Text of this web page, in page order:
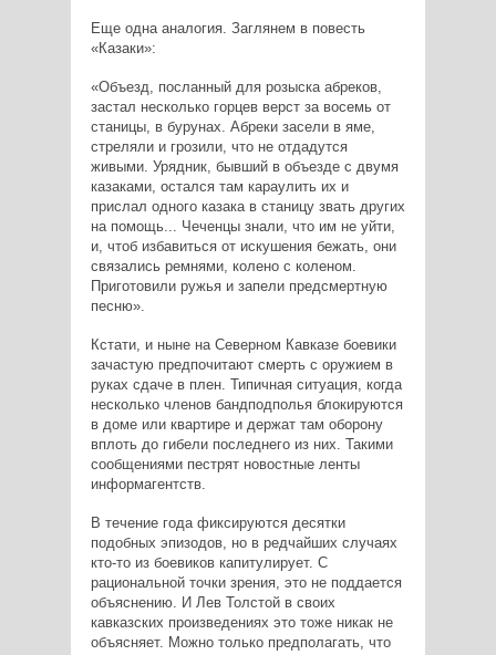
Еще одна аналогия. Заглянем в повесть
«Казаки»:
«Объезд, посланный для розыска абреков,
застал несколько горцев верст за восемь от
станицы, в бурунах. Абреки засели в яме,
стреляли и грозили, что не отдадутся
живыми. Урядник, бывший в объезде с двумя
казаками, остался там караулить их и
прислал одного казака в станицу звать других
на помощь... Чеченцы знали, что им не уйти,
и, чтоб избавиться от искушения бежать, они
связались ремнями, колено с коленом.
Приготовили ружья и запели предсмертную
песню».
Кстати, и ныне на Северном Кавказе боевики
зачастую предпочитают смерть с оружием в
руках сдаче в плен. Типичная ситуация, когда
несколько членов бандподполья блокируются
в доме или квартире и держат там оборону
вплоть до гибели последнего из них. Такими
сообщениями пестрят новостные ленты
информагентств.
В течение года фиксируются десятки
подобных эпизодов, но в редчайших случаях
кто-то из боевиков капитулирует. С
рациональной точки зрения, это не поддается
объяснению. И Лев Толстой в своих
кавказских произведениях это тоже никак не
объясняет. Можно только предполагать, что